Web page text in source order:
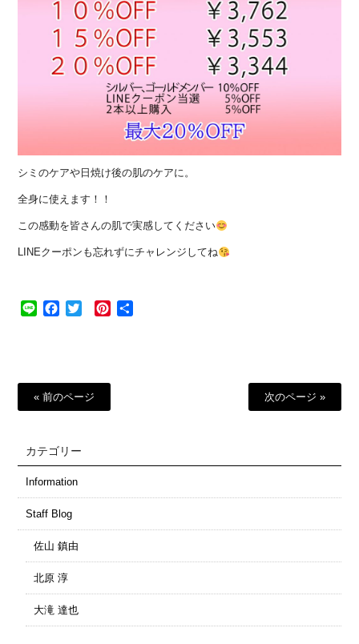
シミのケアや日焼け後の肌のケアに。
全身に使えます！！
この感動を皆さんの肌で実感してください
LINEクーポンも忘れずにチャレンジしてね
Line Facebook
Twitter Pinterest
« 前のページ 次のページ »
カテゴリー
Information
Staff Blog
佐山 鎮由
北原 淳
大滝 達也